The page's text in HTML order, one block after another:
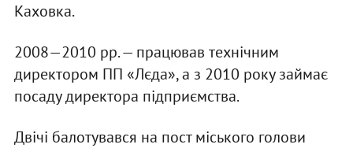
Каховка.
2008—2010 рр. — працював технічним
директором ПП «Лєда», а з 2010 року займає
посаду директора підприємства.
Двічі балотувався на пост міського голови